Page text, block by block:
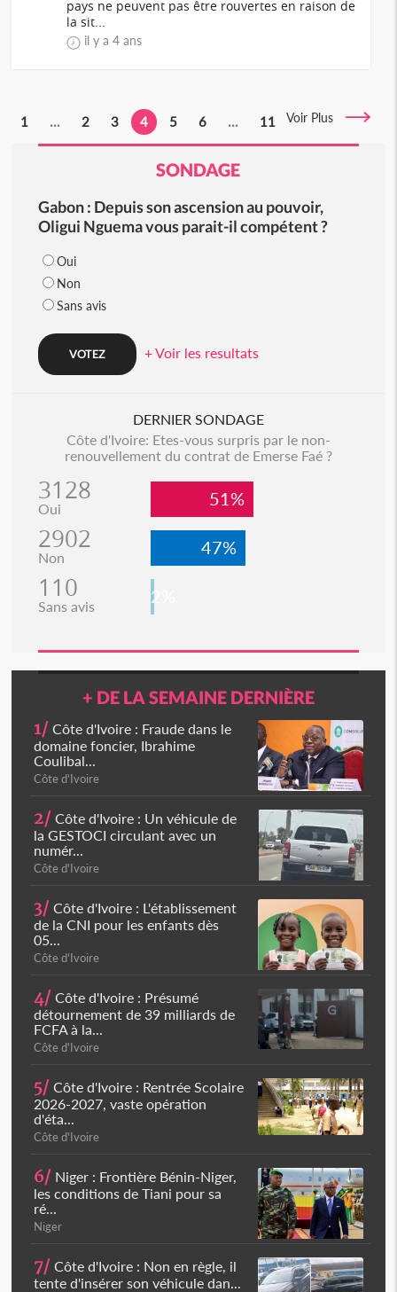
pays ne peuvent pas être rouvertes en raison de
la sit...
il y a 4 ans
1 ... 2 3 4 5 6 ... 11 Voir Plus
SONDAGE
Gabon : Depuis son ascension au pouvoir,
Oligui Nguema vous parait-il compétent ?
Oui
Non
Sans avis
+ Voir les resultats
DERNIER SONDAGE
Côte d'Ivoire: Etes-vous surpris par le non-
renouvellement du contrat de Emerse Faé ?
3128
Oui 51%
2902
Non 47%
110
Sans avis 2%
+ DE LA SEMAINE DERNIÈRE
1/ Côte d'Ivoire : Fraude dans le
domaine foncier, Ibrahime
Coulibal...
Côte d'Ivoire
2/ Côte d'Ivoire : Un véhicule de
la GESTOCI circulant avec un
numér...
Côte d'Ivoire
3/ Côte d'Ivoire : L'établissement
de la CNI pour les enfants dès
05...
Côte d'Ivoire
4/ Côte d'Ivoire : Présumé
détournement de 39 milliards de
FCFA à la...
Côte d'Ivoire
5/ Côte d'Ivoire : Rentrée Scolaire
2026-2027, vaste opération
d'éta...
Côte d'Ivoire
6/ Niger : Frontière Bénin-Niger,
les conditions de Tiani pour sa
ré...
Niger
7/ Côte d'Ivoire : Non en règle, il
tente d'insérer son véhicule dan...